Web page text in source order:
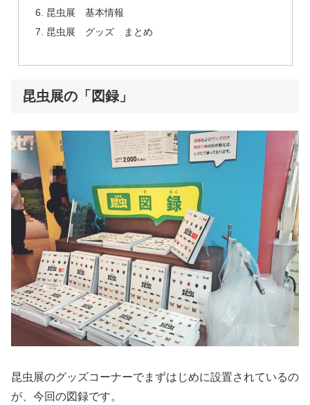
昆虫展 基本情報
昆虫展 グッズ まとめ
昆虫展の「図録」
昆虫展のグッズコーナーでまずはじめに設置されているの
が、今回の図録です。